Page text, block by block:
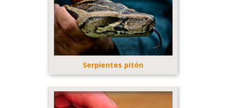
Serpientes pitón